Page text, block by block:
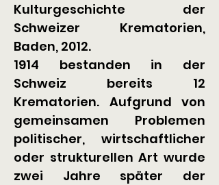
Kulturgeschichte der
Schweizer Krematorien,
Baden, 2012.
1914 bestanden in der
Schweiz bereits 12
Krematorien. Aufgrund von
gemeinsamen Problemen
politischer, wirtschaftlicher
oder strukturellen Art wurde
zwei Jahre später der